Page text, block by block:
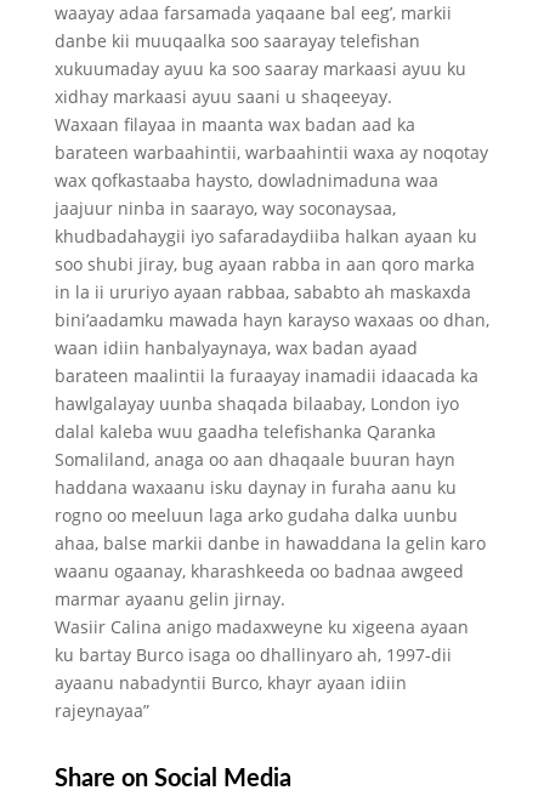
waayay adaa farsamada yaqaane bal eeg’, markii
danbe kii muuqaalka soo saarayay telefishan
xukuumaday ayuu ka soo saaray markaasi ayuu ku
xidhay markaasi ayuu saani u shaqeeyay.
Waxaan filayaa in maanta wax badan aad ka
barateen warbaahintii, warbaahintii waxa ay noqotay
wax qofkastaaba haysto, dowladnimaduna waa
jaajuur ninba in saarayo, way soconaysaa,
khudbadahaygii iyo safaradaydiiba halkan ayaan ku
soo shubi jiray, bug ayaan rabba in aan qoro marka
in la ii ururiyo ayaan rabbaa, sababto ah maskaxda
bini’aadamku mawada hayn karayso waxaas oo dhan,
waan idiin hanbalyaynaya, wax badan ayaad
barateen maalintii la furaayay inamadii idaacada ka
hawlgalayay uunba shaqada bilaabay, London iyo
dalal kaleba wuu gaadha telefishanka Qaranka
Somaliland, anaga oo aan dhaqaale buuran hayn
haddana waxaanu isku daynay in furaha aanu ku
rogno oo meeluun laga arko gudaha dalka uunbu
ahaa, balse markii danbe in hawaddana la gelin karo
waanu ogaanay, kharashkeeda oo badnaa awgeed
marmar ayaanu gelin jirnay.
Wasiir Calina anigo madaxweyne ku xigeena ayaan
ku bartay Burco isaga oo dhallinyaro ah, 1997-dii
ayaanu nabadyntii Burco, khayr ayaan idiin
rajeynayaa”
Share on Social Media